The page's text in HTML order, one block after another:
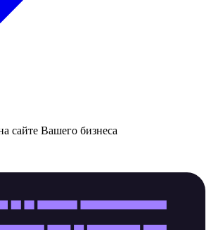
сайте Вашего бизнеса